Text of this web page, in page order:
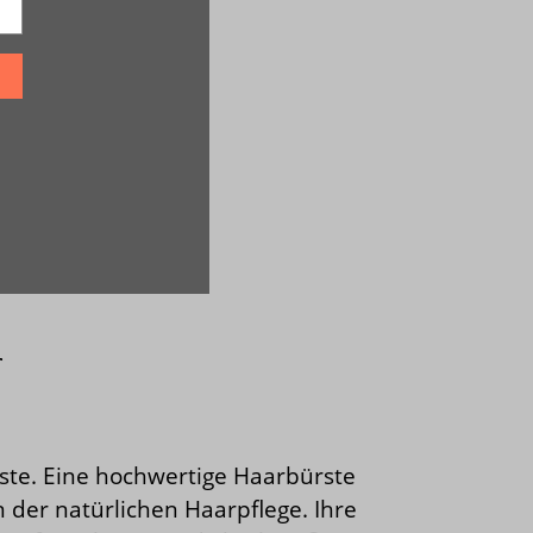
Ø 3,5
Eine hochwertige Haarbürste
natürlichen Haarpflege. Ihre